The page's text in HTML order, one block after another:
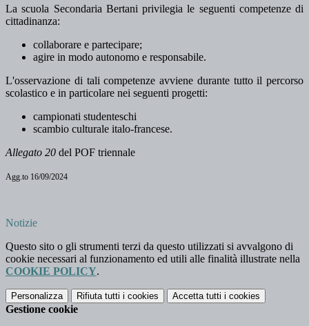
La scuola Secondaria Bertani privilegia le seguenti competenze di
cittadinanza:
collaborare e partecipare;
agire in modo autonomo e responsabile.
L'osservazione di tali competenze avviene durante tutto il percorso
scolastico e in particolare nei seguenti progetti:
campionati studenteschi
scambio culturale italo-francese.
Allegato 20 del POF triennale
Agg.to 16/09/2024
Notizie
Questo sito o gli strumenti terzi da questo utilizzati si avvalgono di
cookie necessari al funzionamento ed utili alle finalità illustrate nella
COOKIE POLICY.
Personalizza Rifiuta tutti i cookies Accetta tutti i cookies
Gestione cookie